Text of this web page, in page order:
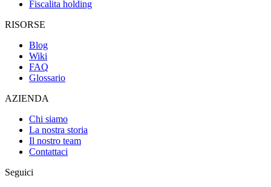
Fiscalita holding
RISORSE
Blog
Wiki
FAQ
Glossario
AZIENDA
Chi siamo
La nostra storia
Il nostro team
Contattaci
Seguici